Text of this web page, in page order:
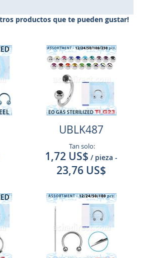
productos que te pueden gustar!
UBLK487
Tan solo:
1,72 US$ / pieza -
23,76 US$